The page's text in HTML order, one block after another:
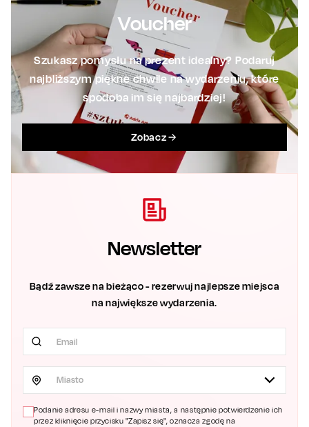
Voucher
Szukasz pomysłu na prezent idealny? Podaruj
najbliższym piękne chwile na wydarzeniu, które
spodoba im się najbardziej!
Zobacz
Newsletter
Bądź zawsze na bieżąco - rezerwuj najlepsze miejsca
na największe wydarzenia.
Miasto
Podanie adresu e-mail i nazwy miasta, a następnie potwierdzenie ich
przez kliknięcie przycisku "Zapisz się", oznacza zgodę na